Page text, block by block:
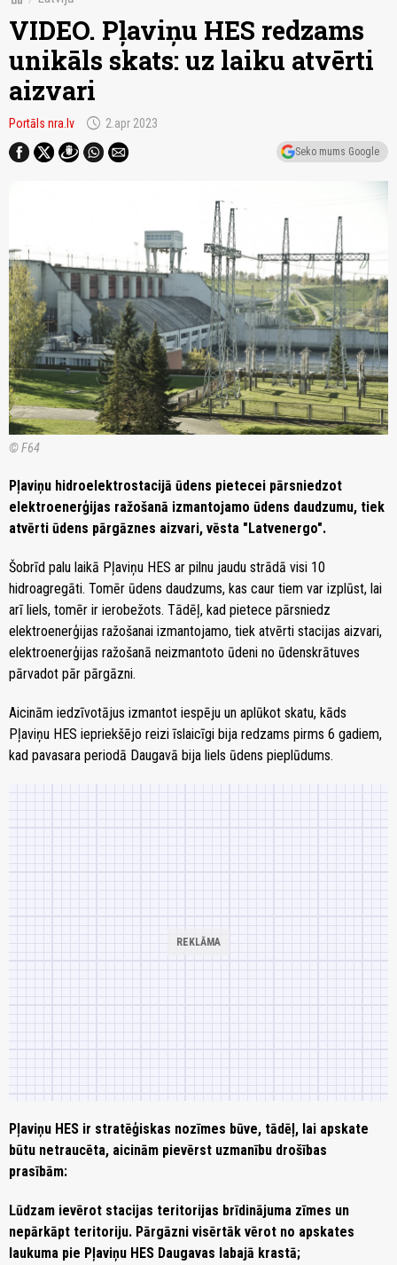
VIDEO. Pļaviņu HES redzams
unikāls skats: uz laiku atvērti
aizvari
Portāls nra.lv schedule 2.apr 2023
Seko mums Google
© F64
Pļaviņu hidroelektrostacijā ūdens pietecei pārsniedzot
elektroenerģijas ražošanā izmantojamo ūdens daudzumu, tiek
atvērti ūdens pārgāznes aizvari, vēsta "Latvenergo".
Šobrīd palu laikā Pļaviņu HES ar pilnu jaudu strādā visi 10
hidroagregāti. Tomēr ūdens daudzums, kas caur tiem var izplūst, lai
arī liels, tomēr ir ierobežots. Tādēļ, kad pietece pārsniedz
elektroenerģijas ražošanai izmantojamo, tiek atvērti stacijas aizvari,
elektroenerģijas ražošanā neizmantoto ūdeni no ūdenskrātuves
pārvadot pār pārgāzni.
Aicinām iedzīvotājus izmantot iespēju un aplūkot skatu, kāds
Pļaviņu HES iepriekšējo reizi īslaicīgi bija redzams pirms 6 gadiem,
kad pavasara periodā Daugavā bija liels ūdens pieplūdums.
Pļaviņu HES ir stratēģiskas nozīmes būve, tādēļ, lai apskate
būtu netraucēta, aicinām pievērst uzmanību drošības
prasībām:
Lūdzam ievērot stacijas teritorijas brīdinājuma zīmes un
nepārkāpt teritoriju. Pārgāzni visērtāk vērot no apskates
laukuma pie Pļaviņu HES Daugavas labajā krastā;